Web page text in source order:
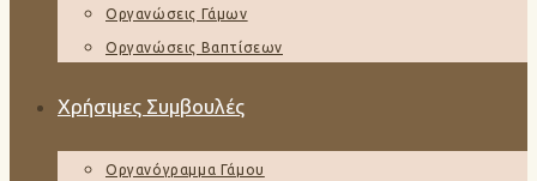
Οργανώσεις Γάμων
Οργανώσεις Βαπτίσεων
Χρήσιμες Συμβουλές
Οργανόγραμμα Γάμου